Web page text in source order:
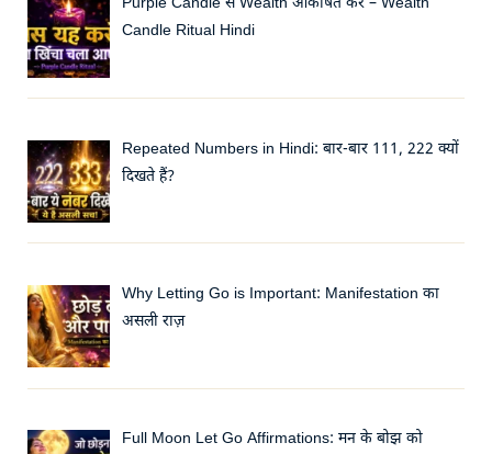
Purple Candle से Wealth आकर्षित करें – Wealth
Candle Ritual Hindi
Repeated Numbers in Hindi: बार-बार 111, 222 क्यों
दिखते हैं?
Why Letting Go is Important: Manifestation का
असली राज़
Full Moon Let Go Affirmations: मन के बोझ को